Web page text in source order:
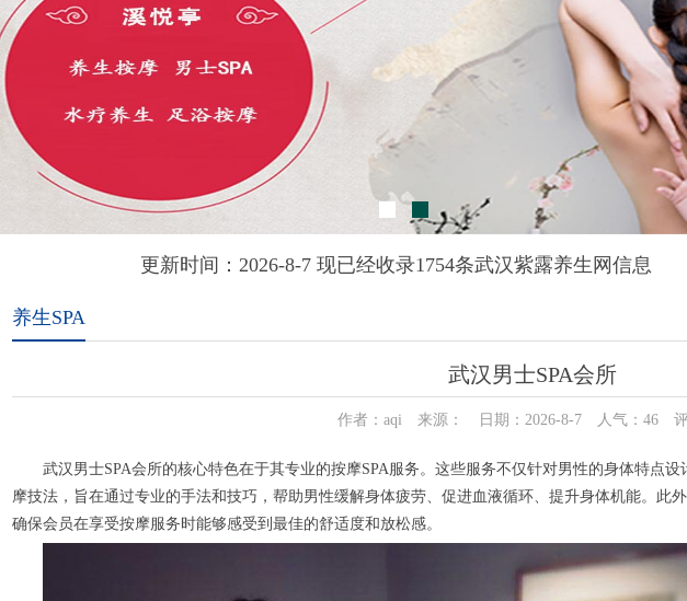
更新时间：2026-8-7 现已经收录1754条武汉紫露养生网信息
养生SPA
武汉男士SPA会所
作者：aqi 来源： 日期：2026-8-7 人气： 46 评
武汉男士SPA会所的核心特色在于其专业的按摩SPA服务。这些服务不仅针对男性的身体特点设
摩技法，旨在通过专业的手法和技巧，帮助男性缓解身体疲劳、促进血液循环、提升身体机能。此
确保会员在享受按摩服务时能够感受到最佳的舒适度和放松感。